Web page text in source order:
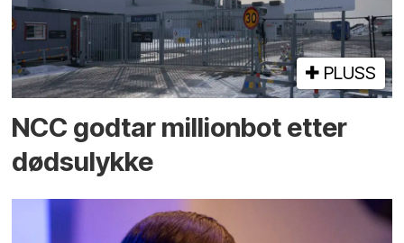
PLUSS
NCC godtar millionbot etter
dødsulykke